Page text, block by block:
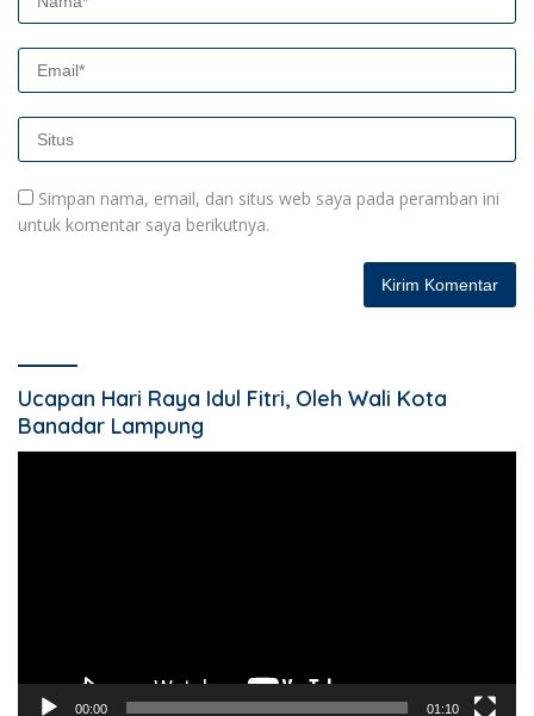
Simpan nama, email, dan situs web saya pada peramban ini
untuk komentar saya berikutnya.
Ucapan Hari Raya Idul Fitri, Oleh Wali Kota
Banadar Lampung
00:00 01:10